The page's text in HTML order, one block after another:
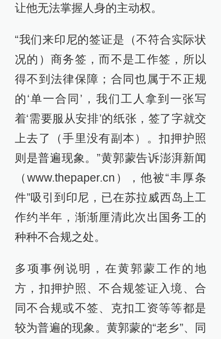
让他无法掌握人身的主动权。
“我们来印尼的签证是（不符合实际状
况的）商务签，而不是工作签，所以
得不到法律保障；合同也属于不正规
的‘单一合同’，我们工人拿到一张写
着‘需要服从安排’的纸张，签了字就交
上去了（手里没有副本）。扣押护照
则是普遍现象。”黄郭蒙告诉澎湃新闻
（www.thepaper.cn），他被“丰厚条
件”吸引到印尼，已在苏拉威西岛上工
作约半年，渐渐厘清此次出国务工的
种种不合规之处。
多项事例说明，在黄郭蒙工作的地
方，扣押护照、不合规签证入境、合
同不合规或不签、克扣工资等等都是
较为普遍的现象。黄郭蒙的“老乡”、同